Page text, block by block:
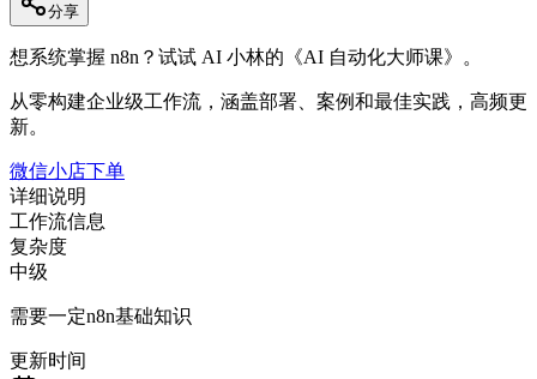
分享
想系统掌握 n8n？试试 AI 小林的《AI 自动化大师课》。
从零构建企业级工作流，涵盖部署、案例和最佳实践，高频更
新。
微信小店下单
详细说明
工作流信息
复杂度
中级
需要一定n8n基础知识
更新时间